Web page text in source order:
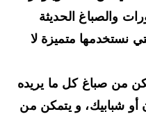
والصباغ الحديثة
متميزة لا
صباغ كل ما يريده
شبابيك، و يتمكن من